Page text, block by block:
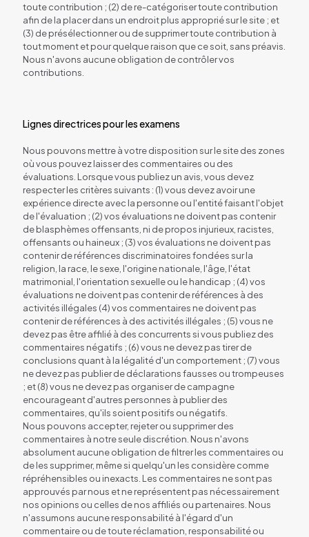
toute contribution ; (2) de re-catégoriser toute contribution
afin de la placer dans un endroit plus approprié sur le site ; et
(3) de présélectionner ou de supprimer toute contribution à
tout moment et pour quelque raison que ce soit, sans préavis.
Nous n'avons aucune obligation de contrôler vos
contributions.
Lignes directrices pour les examens
Nous pouvons mettre à votre disposition sur le site des zones
où vous pouvez laisser des commentaires ou des
évaluations. Lorsque vous publiez un avis, vous devez
respecter les critères suivants : (1) vous devez avoir une
expérience directe avec la personne ou l'entité faisant l'objet
de l'évaluation ; (2) vos évaluations ne doivent pas contenir
de blasphèmes offensants, ni de propos injurieux, racistes,
offensants ou haineux ; (3) vos évaluations ne doivent pas
contenir de références discriminatoires fondées sur la
religion, la race, le sexe, l'origine nationale, l'âge, l'état
matrimonial, l'orientation sexuelle ou le handicap ; (4) vos
évaluations ne doivent pas contenir de références à des
activités illégales (4) vos commentaires ne doivent pas
contenir de références à des activités illégales ; (5) vous ne
devez pas être affilié à des concurrents si vous publiez des
commentaires négatifs ; (6) vous ne devez pas tirer de
conclusions quant à la légalité d'un comportement ; (7) vous
ne devez pas publier de déclarations fausses ou trompeuses
; et (8) vous ne devez pas organiser de campagne
encourageant d'autres personnes à publier des
commentaires, qu'ils soient positifs ou négatifs.
Nous pouvons accepter, rejeter ou supprimer des
commentaires à notre seule discrétion. Nous n'avons
absolument aucune obligation de filtrer les commentaires ou
de les supprimer, même si quelqu'un les considère comme
répréhensibles ou inexacts. Les commentaires ne sont pas
approuvés par nous et ne représentent pas nécessairement
nos opinions ou celles de nos affiliés ou partenaires. Nous
n'assumons aucune responsabilité à l'égard d'un
commentaire ou de toute réclamation, responsabilité ou